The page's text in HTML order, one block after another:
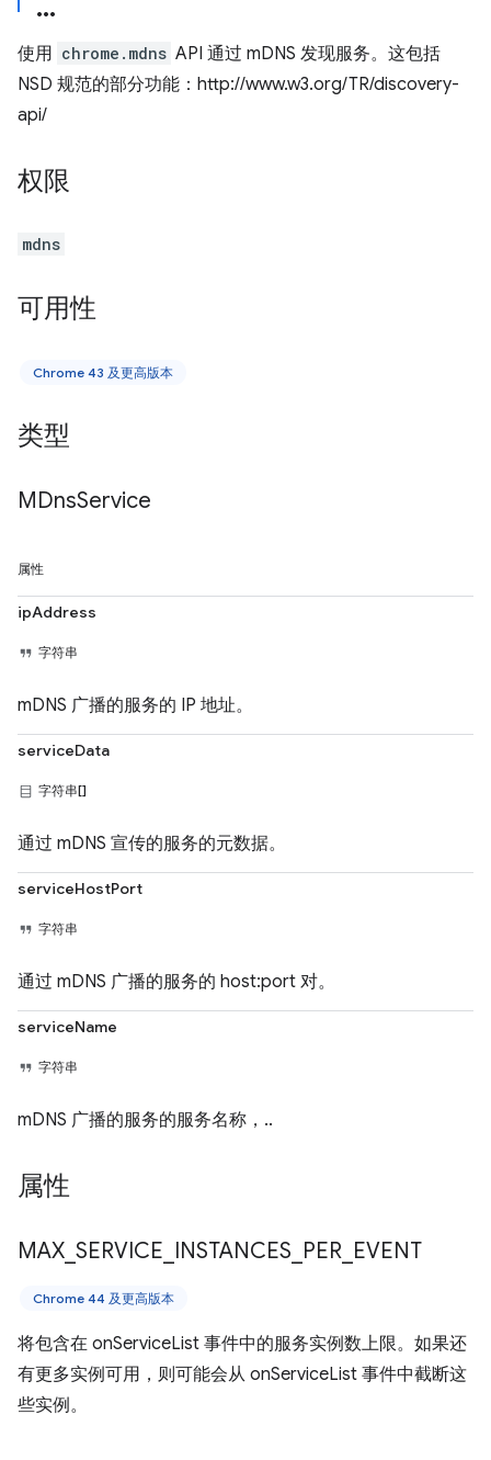
使用 chrome.mdns API 通过 mDNS 发现服务。这包括
NSD 规范的部分功能：http://www.w3.org/TR/discovery-
api/
权限
mdns
可用性
Chrome 43 及更高版本
类型
MDnsService
属性
ipAddress
字符串
mDNS 广播的服务的 IP 地址。
serviceData
字符串[]
通过 mDNS 宣传的服务的元数据。
serviceHostPort
字符串
通过 mDNS 广播的服务的 host:port 对。
serviceName
字符串
mDNS 广播的服务的服务名称，..
属性
MAX SERVICE INSTANCES PER EVENT
Chrome 44 及更高版本
将包含在 onServiceList 事件中的服务实例数上限。如果还
有更多实例可用，则可能会从 onServiceList 事件中截断这
些实例。